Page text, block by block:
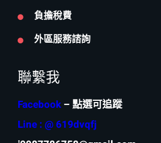
負擔稅費
外區服務諮詢
聯繫我
Facebook – 點選可追蹤
Line : @ 619dvqfj